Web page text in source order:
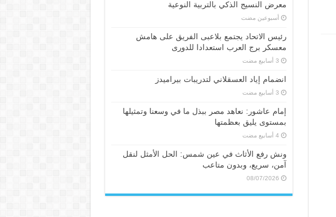
معرض النسيج الذكي بالتربية النوعية
‏أسبوعين مضت
رئيس الاتحاد يجتمع بلاعبى الفريق على هامش
معسكر برج العرب استعدادا للدورى
انضمام إياد العسقلاني لتدريبات بيراميدز
إمام عاشور: نعاهد مصر ببذل ما في وسعنا وتمثيلها
بمستوى يليق بعظمتها
ونش رفع الأثاث في عين شمس: الحل الأمثل لنقل
آمن، سريع، وبدون متاعب
08/07/2026